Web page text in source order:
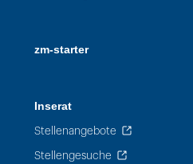
zm-starter
Inserat
Stellenangebote
Stellengesuche